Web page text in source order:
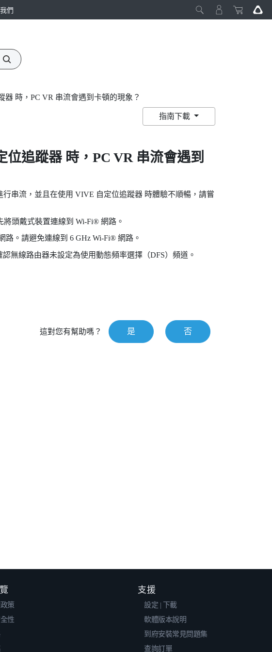
們
時，PC VR 串流會遇到卡頓的現象？
指南下載
位追蹤器時，PC VR 串流會遇到
行串流，並且在使用 VIVE 自定位追蹤器時體驗不順暢，請嘗
頭戴式裝置連線到 Wi‍-Fi®網路。
路。請避免連線到 6 GHz Wi‍-Fi®網路。
認無線路由器未設定為使用動態頻率選擇（DFS）頻道。
這對您有幫助嗎？ 是 否
策
性
支援
設定 | 下載
軟體版本說明
到府安裝常見問題集
查詢訂單